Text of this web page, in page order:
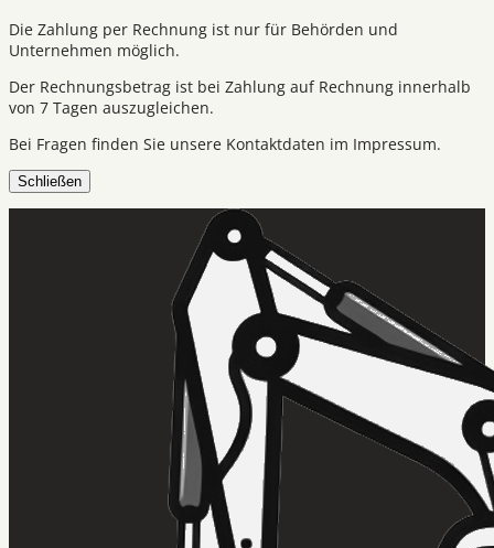
Die Zahlung per Rechnung ist nur für Behörden und
Unternehmen möglich.
Der Rechnungsbetrag ist bei Zahlung auf Rechnung innerhalb
von 7 Tagen auszugleichen.
Bei Fragen finden Sie unsere Kontaktdaten im Impressum.
Schließen